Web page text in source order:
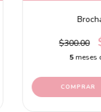
$300.00
5meses